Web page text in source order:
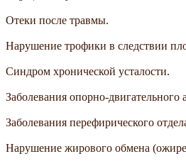
Отеки после травмы.
Нарушение трофики в следствии
Синдром хронической усталости.
Заболевания опорно-двигательного
Заболевания перефирического
Нарушение жирового обмена